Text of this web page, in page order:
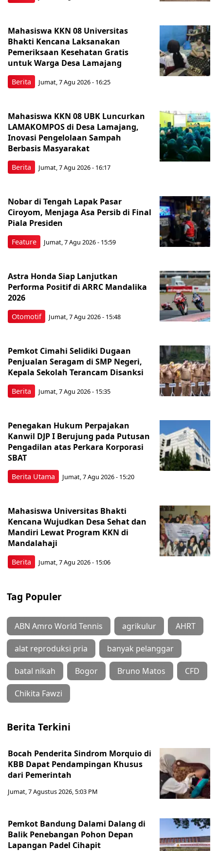
Berita
Mahasiswa KKN 08 Universitas
Bhakti Kencana Laksanakan
Pemeriksaan Kesehatan Gratis
untuk Warga Desa Lamajang
Jumat, 7 Agu 2026 - 16:25
Berita
Mahasiswa KKN 08 UBK Luncurkan
LAMAKOMPOS di Desa Lamajang,
Inovasi Pengelolaan Sampah
Berbasis Masyarakat
Jumat, 7 Agu 2026 - 16:17
Feature
Nobar di Tengah Lapak Pasar
Ciroyom, Menjaga Asa Persib di Final
Piala Presiden
Jumat, 7 Agu 2026 - 15:59
Otomotif
Astra Honda Siap Lanjutkan
Performa Positif di ARRC Mandalika
2026
Jumat, 7 Agu 2026 - 15:48
Berita
Pemkot Cimahi Selidiki Dugaan
Penjualan Seragam di SMP Negeri,
Kepala Sekolah Terancam Disanksi
Jumat, 7 Agu 2026 - 15:35
Berita Utama
Penegakan Hukum Perpajakan
Kanwil DJP I Berujung pada Putusan
Pengadilan atas Perkara Korporasi
SBAT
Jumat, 7 Agu 2026 - 15:20
Berita
Mahasiswa Universitas Bhakti
Kencana Wujudkan Desa Sehat dan
Mandiri Lewat Program KKN di
Mandalahaji
Jumat, 7 Agu 2026 - 15:06
Tag Populer
ABN Amro World Tennis agrikulur AHRT
alat reproduksi pria banyak pelanggar
batal nikah Bogor Bruno Matos CFD
Chikita Fawzi
Berita Terkini
Bocah Penderita Sindrom Morquio di
KBB Dapat Pendampingan Khusus
dari Pemerintah
Jumat, 7 Agustus 2026, 5:03 PM
Pemkot Bandung Dalami Dalang di
Balik Penebangan Pohon Depan
Lapangan Padel Cihapit